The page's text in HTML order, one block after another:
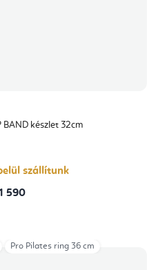
BAND készlet 32cm
szállítunk
590
Pro Pilates ring 36 cm